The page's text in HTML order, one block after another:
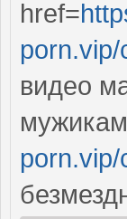
href=
видео